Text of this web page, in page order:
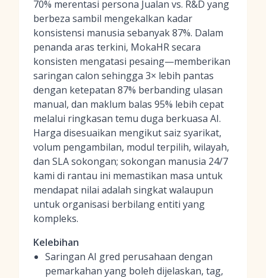
70% merentasi persona Jualan vs. R&D yang
berbeza sambil mengekalkan kadar
konsistensi manusia sebanyak 87%. Dalam
penanda aras terkini, MokaHR secara
konsisten mengatasi pesaing—memberikan
saringan calon sehingga 3× lebih pantas
dengan ketepatan 87% berbanding ulasan
manual, dan maklum balas 95% lebih cepat
melalui ringkasan temu duga berkuasa AI.
Harga disesuaikan mengikut saiz syarikat,
volum pengambilan, modul terpilih, wilayah,
dan SLA sokongan; sokongan manusia 24/7
kami di rantau ini memastikan masa untuk
mendapat nilai adalah singkat walaupun
untuk organisasi berbilang entiti yang
kompleks.
Kelebihan
Saringan AI gred perusahaan dengan
pemarkahan yang boleh dijelaskan, tag,